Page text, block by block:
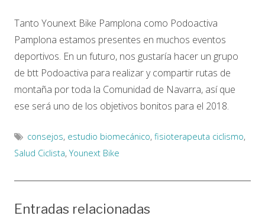
Tanto Younext Bike Pamplona como Podoactiva
Pamplona estamos presentes en muchos eventos
deportivos. En un futuro, nos gustaría hacer un grupo
de btt Podoactiva para realizar y compartir rutas de
montaña por toda la Comunidad de Navarra, así que
ese será uno de los objetivos bonitos para el 2018.
consejos, estudio biomecánico,fisioterapeuta ciclismo,
Salud Ciclista,Younext Bike
Entradas relacionadas